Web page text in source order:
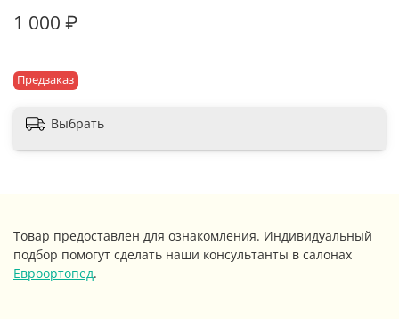
Предзаказ
1 000 ₽
Выбрать
Товар предоставлен для ознакомления. Индивидуальный
подбор помогут сделать наши консультанты в салонах
Евроортопед.